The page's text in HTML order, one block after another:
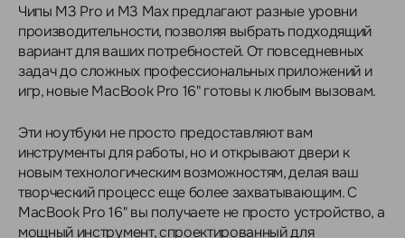
Чипы M3 Pro и M3 Max предлагают разные уровни
производительности, позволяя выбрать подходящий
вариант для ваших потребностей. От повседневных
задач до сложных профессиональных приложений и
игр, новые MacBook Pro 16" готовы к любым вызовам.
Эти ноутбуки не просто предоставляют вам
инструменты для работы, но и открывают двери к
новым технологическим возможностям, делая ваш
творческий процесс еще более захватывающим. С
MacBook Pro 16" вы получаете не просто устройство, а
мощный инструмент, спроектированный для